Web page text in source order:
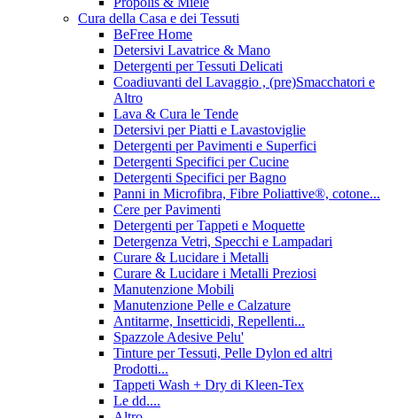
Cura della Casa e dei Tessuti
BeFree Home
Detersivi Lavatrice & Mano
Detergenti per Tessuti Delicati
Coadiuvanti del Lavaggio , (pre)Smacchatori e
Altro
Lava & Cura le Tende
Detersivi per Piatti e Lavastoviglie
Detergenti per Pavimenti e Superfici
Detergenti Specifici per Cucine
Detergenti Specifici per Bagno
Panni in Microfibra, Fibre Poliattive®, cotone...
Cere per Pavimenti
Detergenti per Tappeti e Moquette
Detergenza Vetri, Specchi e Lampadari
Curare & Lucidare i Metalli
Curare & Lucidare i Metalli Preziosi
Manutenzione Mobili
Manutenzione Pelle e Calzature
Antitarme, Insetticidi, Repellenti...
Spazzole Adesive Pelu'
Tinture per Tessuti, Pelle Dylon ed altri
Prodotti...
Tappeti Wash + Dry di Kleen-Tex
Le dd....